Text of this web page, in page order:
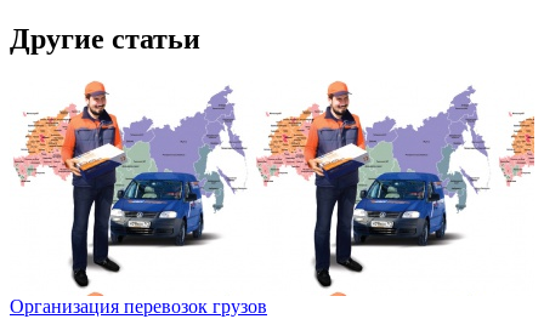
Другие статьи
Организация перевозок грузов